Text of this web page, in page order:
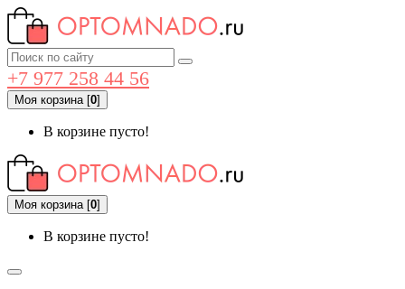
+7 977 258 44 56
Моя корзина[0]
В корзине пусто!
Моя корзина[0]
В корзине пусто!